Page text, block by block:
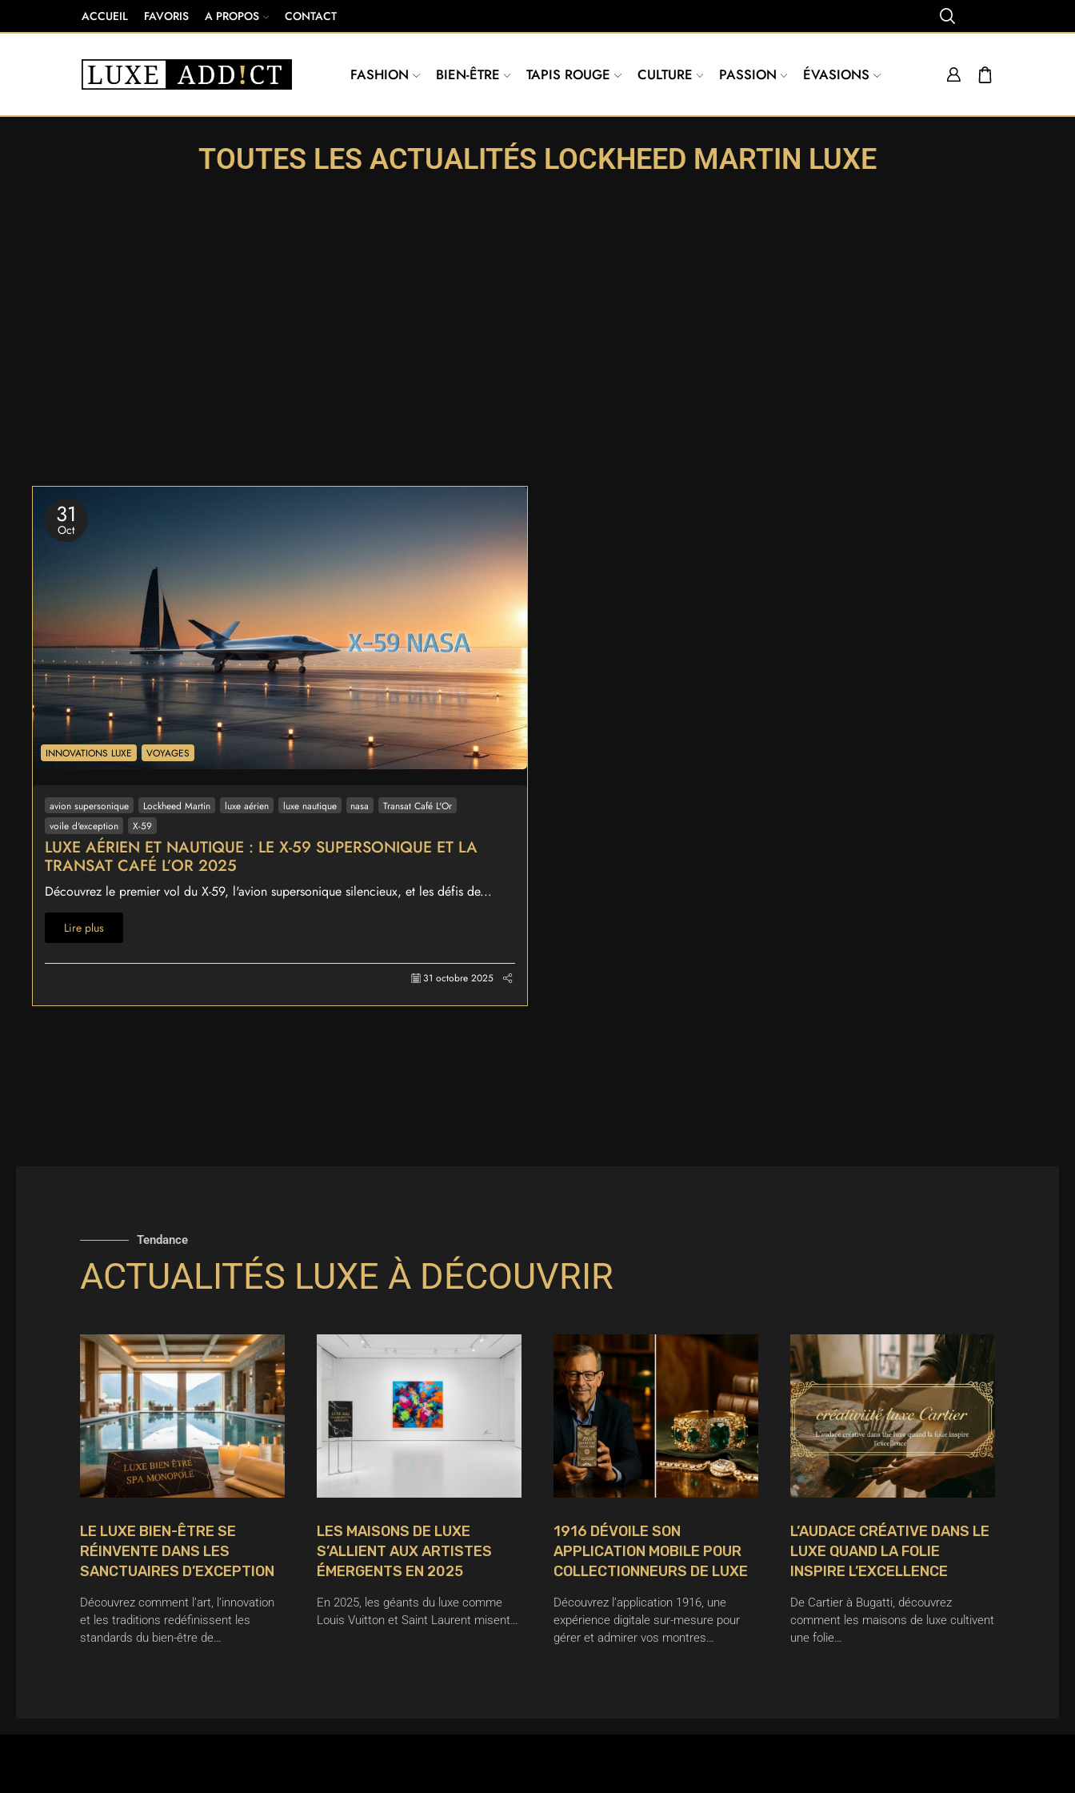
ACCUEIL FAVORIS A PROPOS CONTACT
FASHION BIEN-ÊTRE TAPIS ROUGE CULTURE PASSION ÉVASIONS
TOUTES LES ACTUALITÉS LOCKHEED MARTIN LUXE
31
Oct
INNOVATIONS LUXE VOYAGES
avion supersonique Lockheed Martin luxe aérien luxe nautique nasa
Transat Café L'Or
voile d'exception
X-59
LUXE AÉRIEN ET NAUTIQUE : LE X-59 SUPERSONIQUE ET LA
TRANSAT CAFÉ L’OR 2025
Découvrez le premier vol du X-59, l'avion supersonique silencieux, et les défis de...
Lire plus
31 octobre 2025
Tendance
ACTUALITÉS LUXE À DÉCOUVRIR
LE LUXE BIEN-ÊTRE SE
RÉINVENTE DANS LES
SANCTUAIRES D’EXCEPTION
Découvrez comment l’art, l’innovation
et les traditions redéfinissent les
standards du bien-être de…
LES MAISONS DE LUXE
S’ALLIENT AUX ARTISTES
ÉMERGENTS EN 2025
En 2025, les géants du luxe comme
Louis Vuitton et Saint Laurent misent…
1916 DÉVOILE SON
APPLICATION MOBILE POUR
COLLECTIONNEURS DE LUXE
Découvrez l’application 1916, une
expérience digitale sur-mesure pour
gérer et admirer vos montres…
L’AUDACE CRÉATIVE DANS LE
LUXE QUAND LA FOLIE
INSPIRE L’EXCELLENCE
De Cartier à Bugatti, découvrez
comment les maisons de luxe cultivent
une folie…